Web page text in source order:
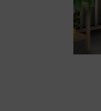
k
t
r
o